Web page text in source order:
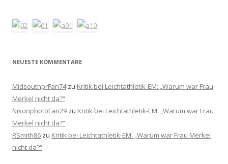
NEUESTE KOMMENTARE
MidsouthprFan74zu Kritik bei Leichtathletik-EM: „Warum war Frau
Merkel nicht da?“
NikonphotoFan29 zu Kritik bei Leichtathletik-EM: „Warum war Frau
Merkel nicht da?“
RSmith86 zu Kritik bei Leichtathletik-EM: „Warum war Frau Merkel
nicht da?“